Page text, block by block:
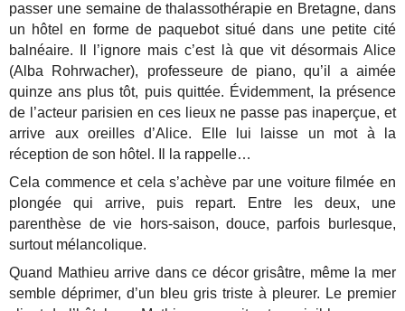
passer une semaine de thalassothérapie en Bretagne, dans
un hôtel en forme de paquebot situé dans une petite cité
balnéaire. Il l’ignore mais c’est là que vit désormais Alice
(Alba Rohrwacher), professeure de piano, qu’il a aimée
quinze ans plus tôt, puis quittée. Évidemment, la présence
de l’acteur parisien en ces lieux ne passe pas inaperçue, et
arrive aux oreilles d’Alice. Elle lui laisse un mot à la
réception de son hôtel. Il la rappelle…
Cela commence et cela s’achève par une voiture filmée en
plongée qui arrive, puis repart. Entre les deux, une
parenthèse de vie hors-saison, douce, parfois burlesque,
surtout mélancolique.
Quand Mathieu arrive dans ce décor grisâtre, même la mer
semble déprimer, d’un bleu gris triste à pleurer. Le premier